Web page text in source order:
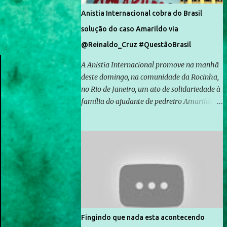
Anistia Internacional cobra do Brasil
solução do caso Amarildo via
@Reinaldo_Cruz #QuestãoBrasil
A Anistia Internacional promove na manhã
deste domingo, na comunidade da Rocinha,
no Rio de Janeiro, um ato de solidariedade à
família do ajudante de pedreiro Amarildo de
Rocinha. A assessora de Direitos Humanos
da Anistia Internacional, Renata Neder, disse
à Agência Brasil que ações e atividades de
mobilização são feitas normalmente pela
organização não governamental. As ações
de solidariedade são promovidas em apoio
Fingindo que nada esta acontecendo